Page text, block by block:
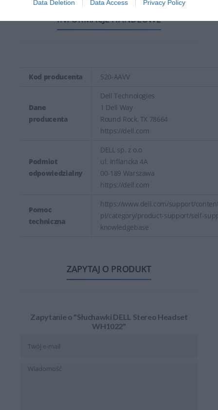
Data Deletion Data Access Privacy Policy
INFORMACJE HANDLOWE
Kod producenta 520-AAVV
Dane
producenta
Dell Technologies
1 Dell Way
Round Rock, TX 78664
https://dell.com
Podmiot
odpowiedzialny
DELL sp. z o.o
ul. Inflancka 4A
00-189 Warszawa
https://dell.com
Pomoc
techniczna
https://www.dell.com/support/
pl/category/product-support/self-
knowledgebase
ZAPYTAJ O PRODUKT
Zapytanie o "Słuchawki DELL Stereo Headset
WH1022"